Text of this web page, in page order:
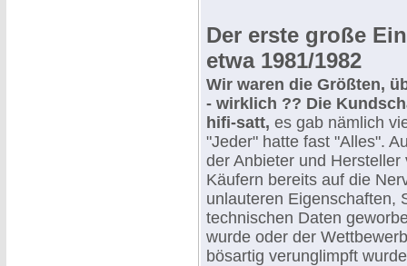
Der erste große
etwa 1981/1982
Wir waren die Größten,
- wirklich ?? Die
hifi-satt, es gab nämlich
"Jeder" hatte fast "Alles".
der Anbieter und
Käufern bereits auf die
unlauteren Eigenschaften,
technischen Daten
wurde oder der
bösartig verunglimpft